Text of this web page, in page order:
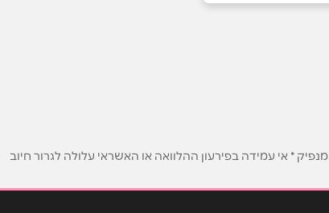
* אי עמידה בפירעון ההלוואה או האשראי עלולה לגרור חיוב